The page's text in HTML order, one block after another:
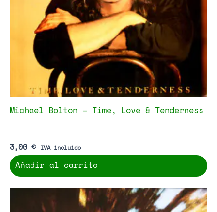
Michael Bolton – Time, Love & Tenderness
3,00 € IVA incluido
Añadir al carrito